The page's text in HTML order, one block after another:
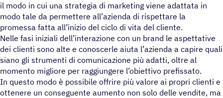
il modo in cui una strategia di marketing viene adattata in
modo tale da permettere all’azienda di rispettare la
promessa fatta all’inizio del ciclo di vita del cliente.
Nelle fasi iniziali dell’interazione con un brand le aspettative
dei clienti sono alte e conoscerle aiuta l’azienda a capire quali
siano gli strumenti di comunicazione più adatti, oltre al
momento migliore per raggiungere l’obiettivo prefissato.
In questo modo è possibile offrire più valore ai propri clienti e
ottenere un conseguente aumento non solo delle vendite, ma